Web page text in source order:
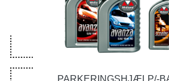
PARKERINGSHJÆLP/-